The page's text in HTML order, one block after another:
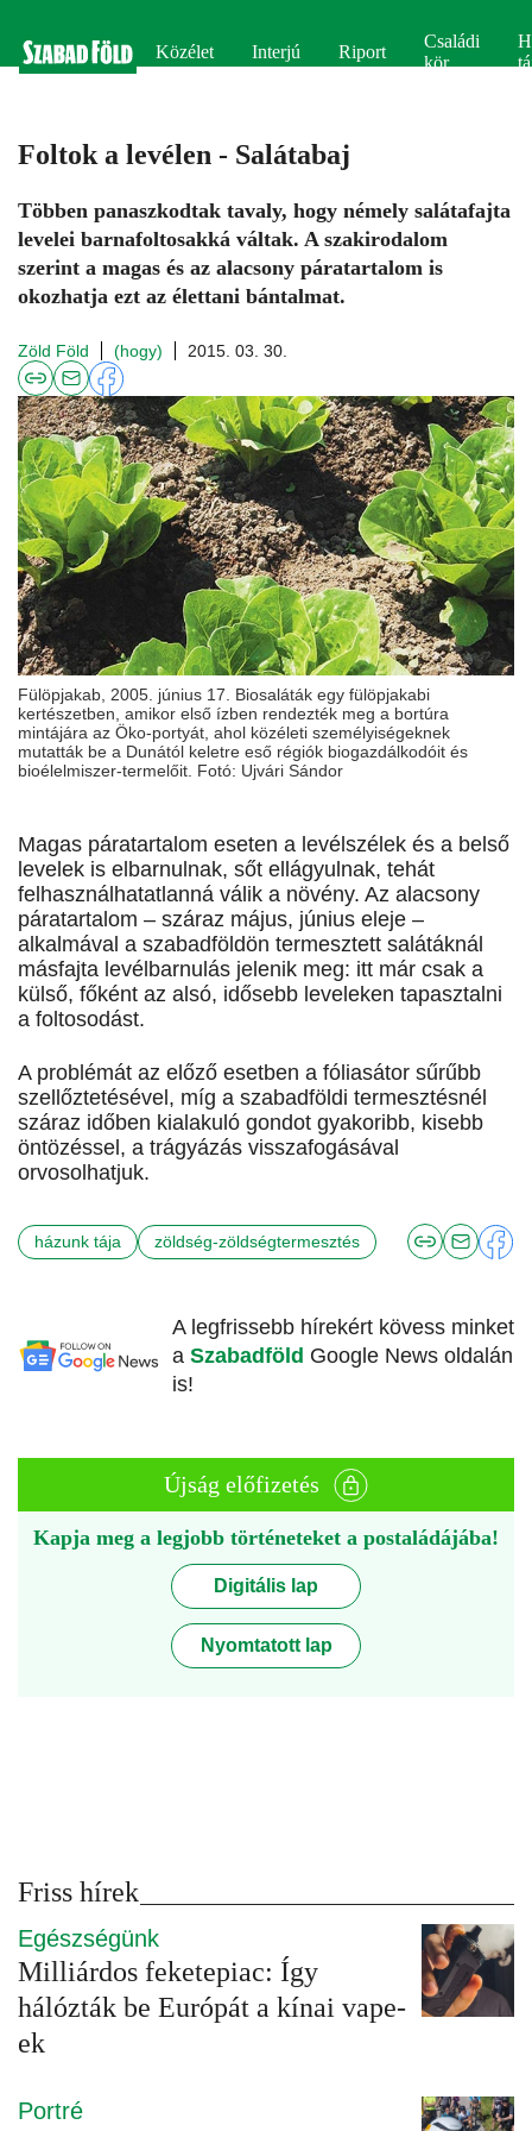
Közélet Interjú Riport
Családi
kör
Foltok a levélen - Salátabaj
Többen panaszkodtak tavaly, hogy némely salátafajta
levelei barnafoltosakká váltak. A szakirodalom
szerint a magas és az alacsony páratartalom is
okozhatja ezt az élettani bántalmat.
Zöld Föld (hogy) 2015. 03. 30.
Fülöpjakab, 2005. június 17. Biosaláták egy fülöpjakabi
kertészetben, amikor első ízben rendezték meg a bortúra
mintájára az Öko-portyát, ahol közéleti személyiségeknek
mutatták be a Dunától keletre eső régiók biogazdálkodóit és
bioélelmiszer-termelőit. Fotó: Ujvári Sándor
Magas páratartalom eseten a levélszélek és a belső
levelek is elbarnulnak, sőt ellágyulnak, tehát
felhasználhatatlanná válik a növény. Az alacsony
páratartalom – száraz május, június eleje –
alkalmával a szabadföldön termesztett salátáknál
másfajta levélbarnulás jelenik meg: itt már csak a
külső, főként az alsó, idősebb leveleken tapasztalni
a foltosodást.
A problémát az előző esetben a fóliasátor sűrűbb
szellőztetésével, míg a szabadföldi termesztésnél
száraz időben kialakuló gondot gyakoribb, kisebb
öntözéssel, a trágyázás visszafogásával
orvosolhatjuk.
házunk tája zöldség-zöldségtermesztés
A legfrissebb hírekért kövess minket
a Szabadföld Google News oldalán
is!
Újság előfizetés
Kapja meg a legjobb történeteket a postaládájába!
Digitális lap
Nyomtatott lap
Friss hírek
Egészségünk
Milliárdos feketepiac: Így
hálózták be Európát a kínai vape-
ek
Portré